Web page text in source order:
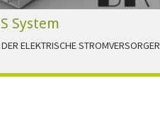
S System
ELEKTRISCHE STROMVERSORGER